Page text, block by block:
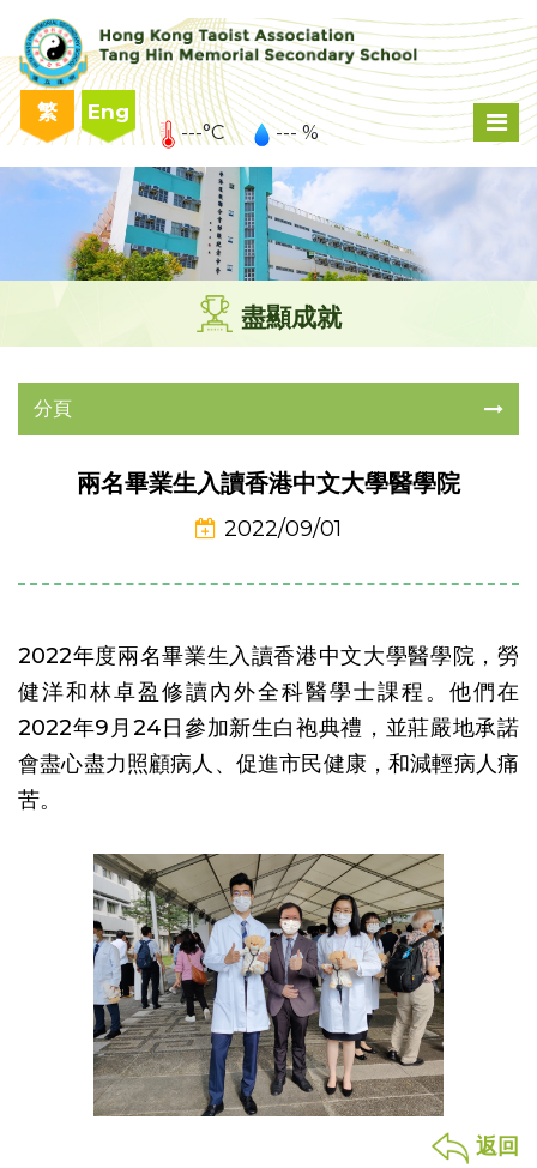
繁 Eng
---°C --- %
盡顯成就
分頁
兩名畢業生入讀香港中文大學醫學院
2022/09/01
2022年度兩名畢業生入讀香港中文大學醫學院，勞
健洋和林卓盈修讀內外全科醫學士課程。他們在
2022年9月24日參加新生白袍典禮，並莊嚴地承諾
會盡心盡力照顧病人、促進市民健康，和減輕病人痛
苦。
返回